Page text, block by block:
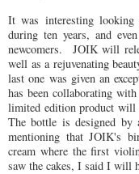
It was interesting
during ten years, and
newcomers. JOIK will
well as a rejuvenating
last one was given an
has been collaborating
limited edition product will
The bottle is designed
mentioning that JOIK's
cream where the first
saw the cakes, I said I will